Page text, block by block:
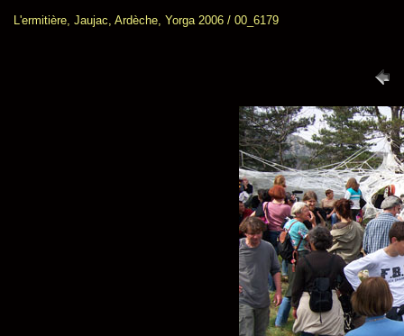
L'ermitière, Jaujac, Ardèche, Yorga 2006 / 00_6179